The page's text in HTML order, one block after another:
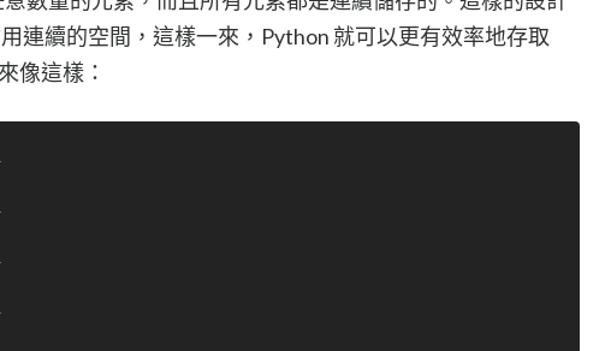
連續的空間，這樣一來，Python 就可以更有效率地存取
像這樣：